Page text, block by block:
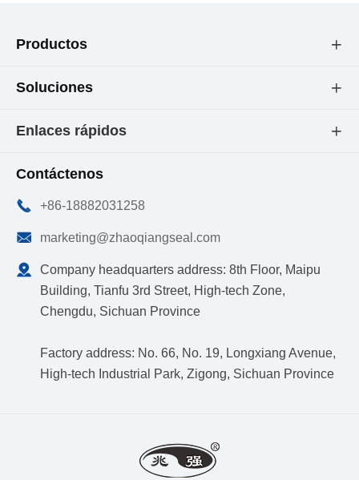
Productos 
Soluciones 
Enlaces rápidos 
Contáctenos
 +86-18882031258
 marketing@zhaoqiangseal.com

Company headquarters address: 8th Floor, Maipu
Building, Tianfu 3rd Street, High-tech Zone,
Chengdu, Sichuan Province
Factory address: No. 66, No. 19, Longxiang Avenue,
High-tech Industrial Park, Zigong, Sichuan Province